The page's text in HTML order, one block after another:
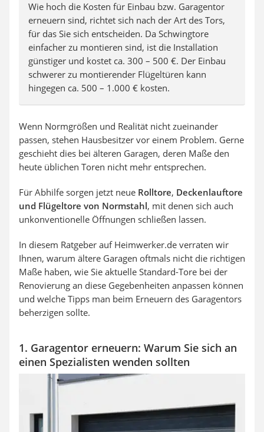
Wie hoch die Kosten für Einbau bzw. Garagentor
erneuern sind, richtet sich nach der Art des Tors,
für das Sie sich entscheiden. Da Schwingtore
einfacher zu montieren sind, ist die Installation
günstiger und kostet ca. 300 – 500 €. Der Einbau
schwerer zu montierender Flügeltüren kann
hingegen ca. 500 – 1.000 € kosten.
Wenn Normgrößen und Realität nicht zueinander
passen, stehen Hausbesitzer vor einem Problem. Gerne
geschieht dies bei älteren Garagen, deren Maße den
heute üblichen Toren nicht mehr entsprechen.
Für Abhilfe sorgen jetzt neue Rolltore, Deckenlauftore
und Flügeltore von Normstahl, mit denen sich auch
unkonventionelle Öffnungen schließen lassen.
In diesem Ratgeber auf Heimwerker.de verraten wir
Ihnen, warum ältere Garagen oftmals nicht die richtigen
Maße haben, wie Sie aktuelle Standard-Tore bei der
Renovierung an diese Gegebenheiten anpassen können
und welche Tipps man beim Erneuern des Garagentors
beherzigen sollte.
1. Garagentor erneuern: Warum Sie sich an
einen Spezialisten wenden sollten